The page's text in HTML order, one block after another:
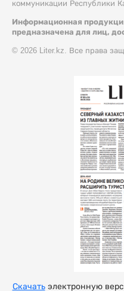
коммуникации Республики
Информационная
предназначена для лиц,
© 2026 Liter.kz. Все права
Скачатьэлектронную